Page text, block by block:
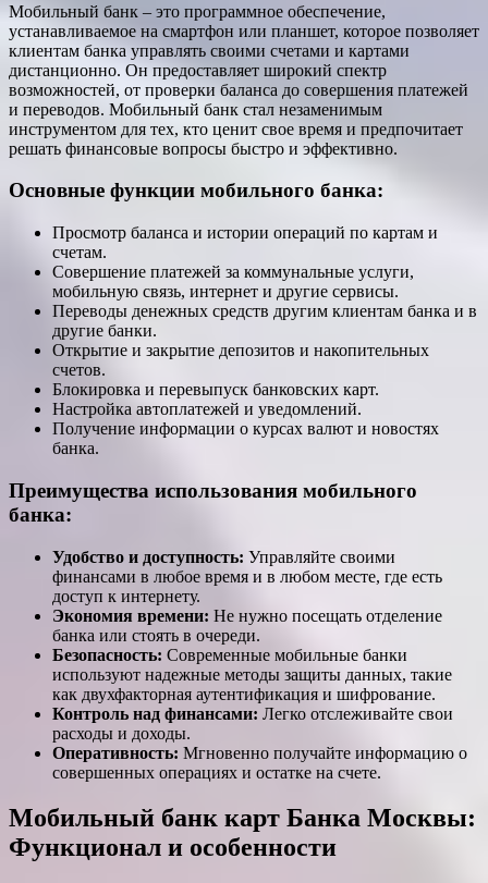
Мобильный банк – это программное обеспечение,
устанавливаемое на смартфон или планшет, которое позволяет
клиентам банка управлять своими счетами и картами
дистанционно. Он предоставляет широкий спектр
возможностей, от проверки баланса до совершения платежей
и переводов. Мобильный банк стал незаменимым
инструментом для тех, кто ценит свое время и предпочитает
решать финансовые вопросы быстро и эффективно.
Основные функции мобильного банка:
Просмотр баланса и истории операций по картам и
счетам.
Совершение платежей за коммунальные услуги,
мобильную связь, интернет и другие сервисы.
Переводы денежных средств другим клиентам банка и в
другие банки.
Открытие и закрытие депозитов и накопительных
счетов.
Блокировка и перевыпуск банковских карт.
Настройка автоплатежей и уведомлений.
Получение информации о курсах валют и новостях
банка.
Преимущества использования мобильного
банка:
Удобство и доступность: Управляйте своими
финансами в любое время и в любом месте, где есть
доступ к интернету.
Экономия времени: Не нужно посещать отделение
банка или стоять в очереди.
Безопасность: Современные мобильные банки
используют надежные методы защиты данных, такие
как двухфакторная аутентификация и шифрование.
Контроль над финансами: Легко отслеживайте свои
расходы и доходы.
Оперативность: Мгновенно получайте информацию о
совершенных операциях и остатке на счете.
Мобильный банк карт Банка Москвы:
Функционал и особенности